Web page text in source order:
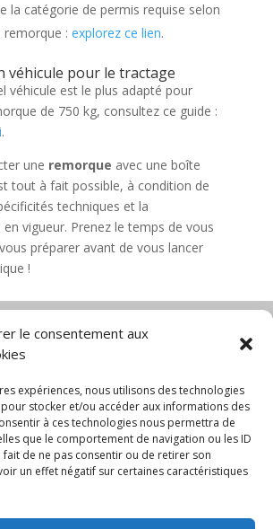
le consentement aux
expériences, nous utilisons des technologies
stocker et/ou accéder aux informations des
à ces technologies nous permettra de
que le comportement de navigation ou les ID
fait de ne pas consentir ou de retirer son
un effet négatif sur certaines caractéristiques
la catégorie de permis requise selon
remorque : explorez ce lien.
véhicule pour le tractage
véhicule est le plus adapté pour
de 750 kg, consultez ce guide :
.
une remorque avec une boîte
tout à fait possible, à condition de
techniques et la
vigueur. Prenez le temps de vous
préparer avant de vous lancer
!
manutention
CGV
Mentions légales
et protection des
données
Gérer mes cookies